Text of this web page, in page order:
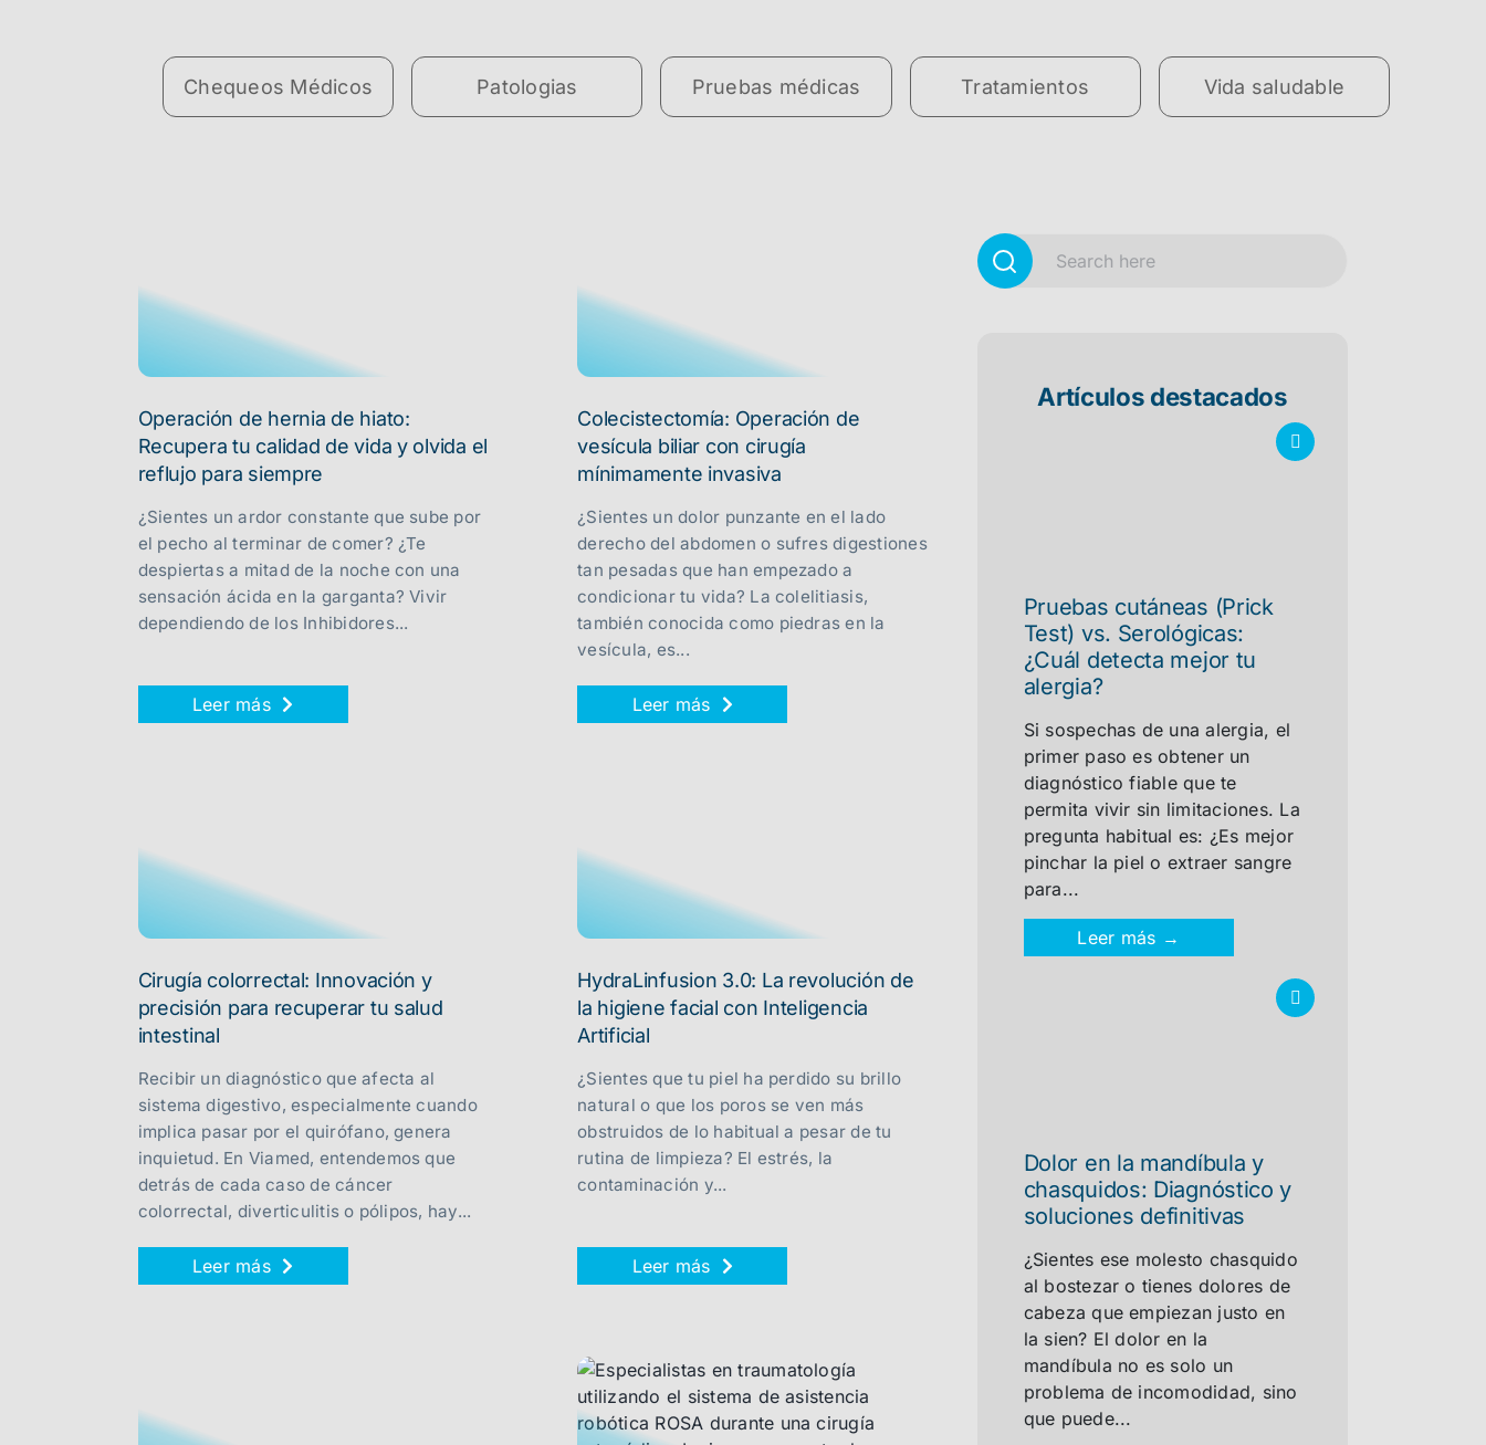
Chequeos Médicos Patologias Pruebas médicas Tratamientos Vida saludable
Operación de hernia de hiato:
Recupera tu calidad de vida y olvida el
reflujo para siempre
¿Sientes un ardor constante que sube por
el pecho al terminar de comer? ¿Te
despiertas a mitad de la noche con una
sensación ácida en la garganta? Vivir
dependiendo de los Inhibidores...
Leer más
Colecistectomía: Operación de
vesícula biliar con cirugía
mínimamente invasiva
¿Sientes un dolor punzante en el lado
derecho del abdomen o sufres digestiones
tan pesadas que han empezado a
condicionar tu vida? La colelitiasis,
también conocida como piedras en la
vesícula, es...
Leer más
Cirugía colorrectal: Innovación y
precisión para recuperar tu salud
intestinal
Recibir un diagnóstico que afecta al
sistema digestivo, especialmente cuando
implica pasar por el quirófano, genera
inquietud. En Viamed, entendemos que
detrás de cada caso de cáncer
colorrectal, diverticulitis o pólipos, hay...
Leer más
HydraLinfusion 3.0: La revolución de
la higiene facial con Inteligencia
Artificial
¿Sientes que tu piel ha perdido su brillo
natural o que los poros se ven más
obstruidos de lo habitual a pesar de tu
rutina de limpieza? El estrés, la
contaminación y...
Leer más
Artículos destacados
Pruebas cutáneas (Prick
Test) vs. Serológicas:
¿Cuál detecta mejor tu
alergia?
Si sospechas de una alergia, el
primer paso es obtener un
diagnóstico fiable que te
permita vivir sin limitaciones. La
pregunta habitual es: ¿Es mejor
pinchar la piel o extraer sangre
para...
Leer más →
Dolor en la mandíbula y
chasquidos: Diagnóstico y
soluciones definitivas
¿Sientes ese molesto chasquido
al bostezar o tienes dolores de
cabeza que empiezan justo en
la sien? El dolor en la
mandíbula no es solo un
problema de incomodidad, sino
que puede...